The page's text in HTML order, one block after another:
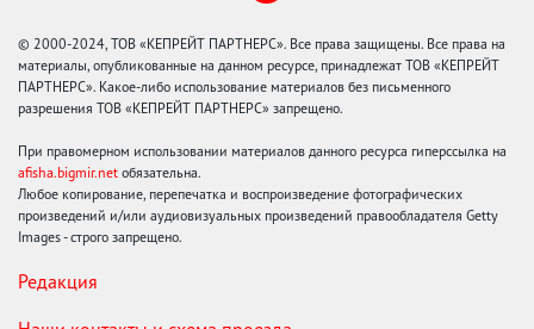
© 2000-2024, ТОВ «КЕПРЕЙТ ПАРТНЕРС». Все права защищены. Все права на
материалы, опубликованные на данном ресурсе, принадлежат ТОВ «КЕПРЕЙТ
ПАРТНЕРС». Какое-либо использование материалов без письменного
разрешения ТОВ «КЕПРЕЙТ ПАРТНЕРС» запрещено.
При правомерном использовании материалов данного ресурса гиперссылка на
afisha.bigmir.net обязательна.
Любое копирование, перепечатка и воспроизведение фотографических
произведений и/или аудиовизуальных произведений правообладателя Getty
Images - строго запрещено.
Редакция